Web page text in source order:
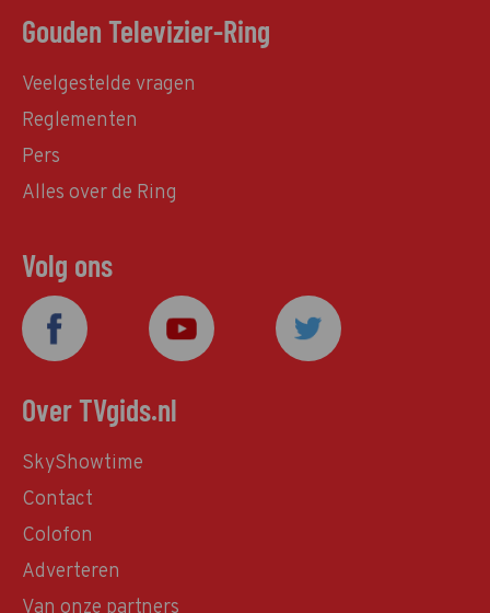
Gouden Televizier-Ring
Veelgestelde vragen
Reglementen
Pers
Alles over de Ring
Volg ons
Over TVgids.nl
SkyShowtime
Contact
Colofon
Adverteren